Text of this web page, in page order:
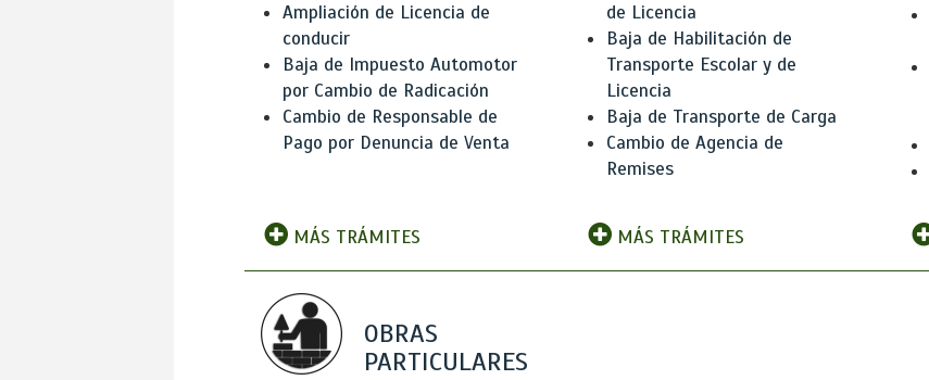
Ampliación de Licencia de
conducir
Baja de Impuesto Automotor
por Cambio de Radicación
Cambio de Responsable de
Pago por Denuncia de Venta
MÁS TRÁMITES
de Licencia
Baja de Habilitación de
Transporte Escolar y de
Licencia
Baja de Transporte de Carga
Cambio de Agencia de
Remises
MÁS TRÁMITES
OBRAS
PARTICULARES